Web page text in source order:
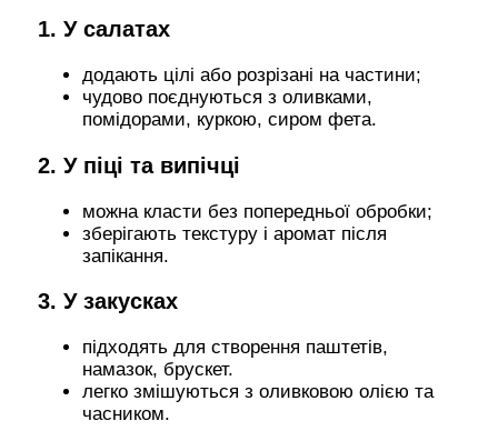
1. У салатах
додають цілі або розрізані на частини;
чудово поєднуються з оливками,
помідорами, куркою, сиром фета.
2. У піці та випічці
можна класти без попередньої обробки;
зберігають текстуру і аромат після
запікання.
3. У закусках
підходять для створення паштетів,
намазок, брускет.
легко змішуються з оливковою олією та
часником.